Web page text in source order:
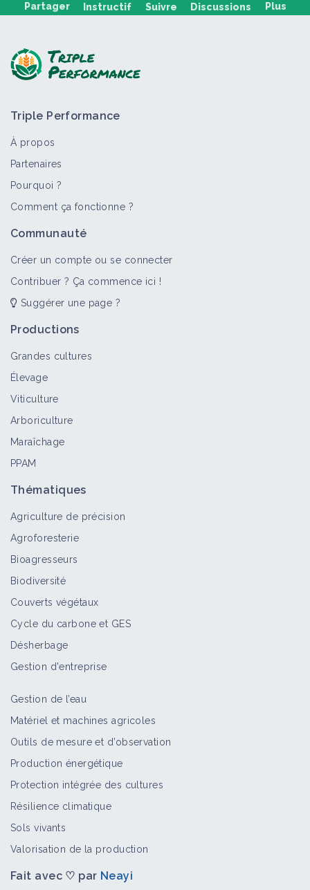
Partager Instructif Suivre Discussions Plus
Fiche technique
Wieruszeski
Triple Performance
À propos
Partenaires
Pourquoi ?
Comment ça fonctionne ?
Communauté
Créer un compte ou se connecter
Contribuer ? Ça commence ici !
Suggérer une page ?
Productions
Grandes cultures
Élevage
Viticulture
Arboriculture
Maraîchage
PPAM
Thématiques
Agriculture de précision
Agroforesterie
Bioagresseurs
Biodiversité
Couverts végétaux
Cycle du carbone et GES
Désherbage
Gestion d'entreprise
Gestion de l’eau
Matériel et machines agricoles
Outils de mesure et d’observation
Production énergétique
Protection intégrée des cultures
Résilience climatique
Sols vivants
Valorisation de la production
Fait avec ♡ par Neayi